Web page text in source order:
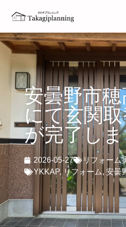
安曇野市
にて玄関
が完了し
2026-05-27
リフォーム
YKKAP, リフォーム, 安曇